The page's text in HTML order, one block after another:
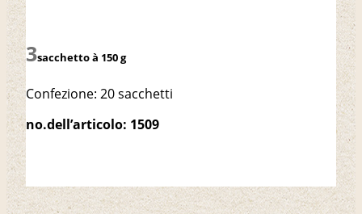
sacchetto à 150 g
Confezione: 20 sacchetti
no.dell’articolo: 1509